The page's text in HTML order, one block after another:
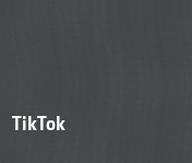
TikTok